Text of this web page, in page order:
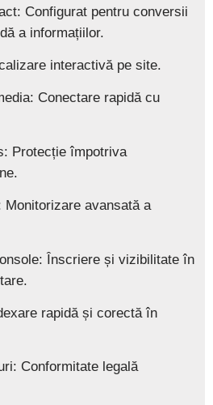
Configurat pentru conversii
a informațiilor.
interactivă pe site.
Conectare rapidă cu
Protecție împotriva
Monitorizare avansată a
Înscriere și vizibilitate în
rapidă și corectă în
Conformitate legală